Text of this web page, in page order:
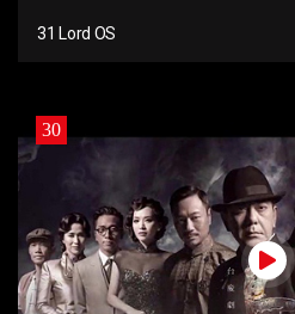
31 Lord OS
30